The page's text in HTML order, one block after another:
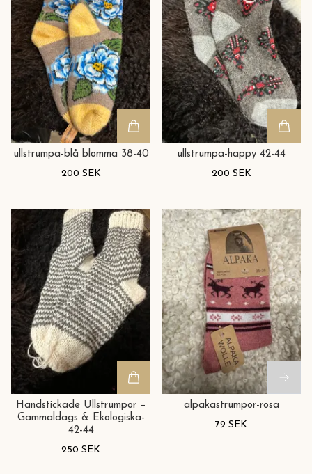
ullstrumpa-blå blomma 38-40
200 SEK
ullstrumpa-happy 42-44
200 SEK
Handstickade Ullstrumpor –
Gammaldags & Ekologiska-
42-44
250 SEK
alpakastrumpor-rosa
79 SEK